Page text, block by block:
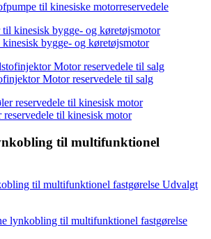
til kinesiske motorreservedele
kinesisk bygge- og køretøjsmotor
Motor reservedele til salg
til kinesisk motor
til multifunktionel